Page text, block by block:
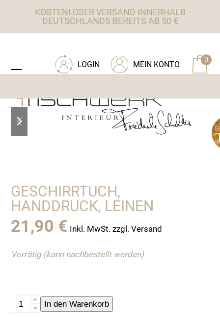
KOSTENLOSER VERSAND INNERHALB
DEUTSCHLANDS BEREITS AB 50 €
0
MEIN KONTO
LOGIN
mobile
mobile
slide
slide
GESCHIRRTUCH,
HANDDRUCK, LEINEN
21,90 € Inkl. MwSt. zzgl. Versand
Vorrätig (kann nachbestellt werden)
Geschirrtuch,
Handdruck,
In den Warenkorb